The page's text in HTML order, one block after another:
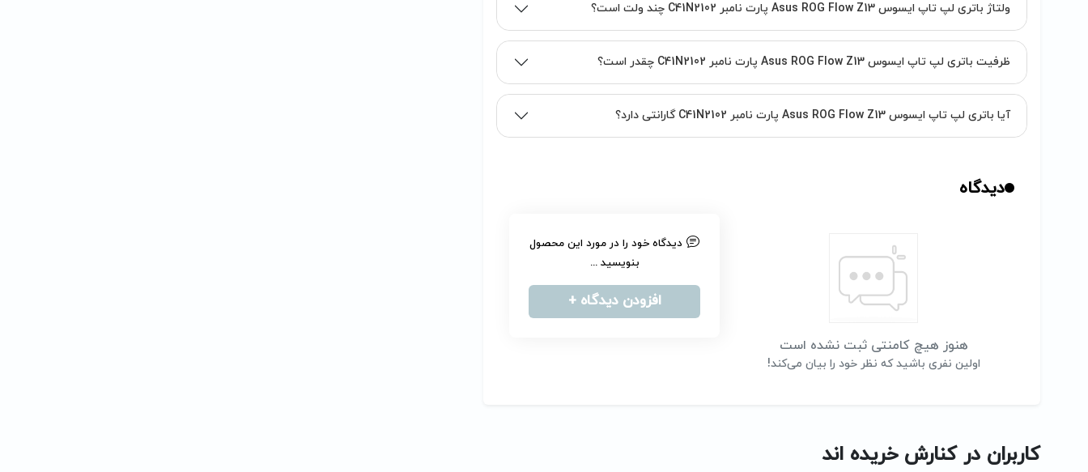
ولتاژ باتری لپ تاپ ایسوس Asus ROG Flow Z13 پارت نامبر C41N2102 چند ولت است؟
ظرفیت باتری لپ تاپ ایسوس Asus ROG Flow Z13 پارت نامبر C41N2102 چقدر است؟
آیا باتری لپ تاپ ایسوس Asus ROG Flow Z13 پارت نامبر C41N2102 گارانتی دارد؟
دیدگاه
هنوز هیچ کامنتی ثبت نشده است
اولین نفری باشید که نظر خود را بیان می‌کند!
دیدگاه خود را در مورد این محصول
بنویسید ...
افزودن دیدگاه +
کاربران در کنارش خریده اند